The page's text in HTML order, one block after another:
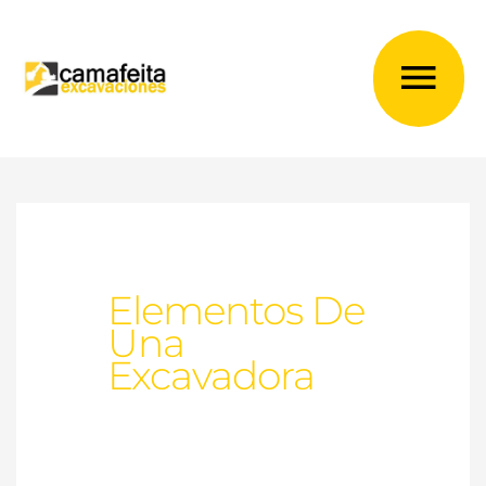
contenido
Elementos De
Una
Excavadora